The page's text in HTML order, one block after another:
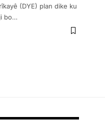
(DYE) plan dike ku
bo…